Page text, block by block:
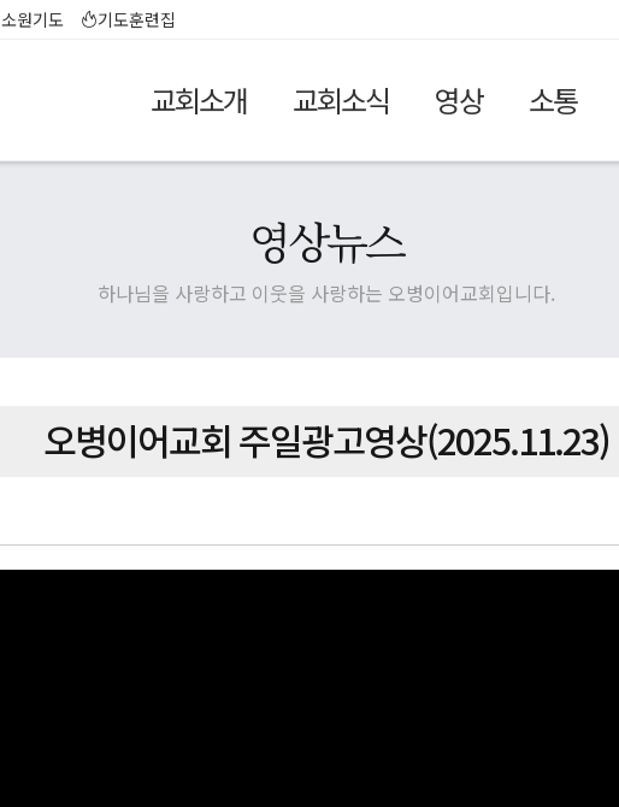
소원기도 기도훈련집
교회소개 교회소식 영상 소통
영상뉴스
하나님을 사랑하고 이웃을 사랑하는 오병이어교회입니다.
오병이어교회 주일광고영상(2025.11.23)